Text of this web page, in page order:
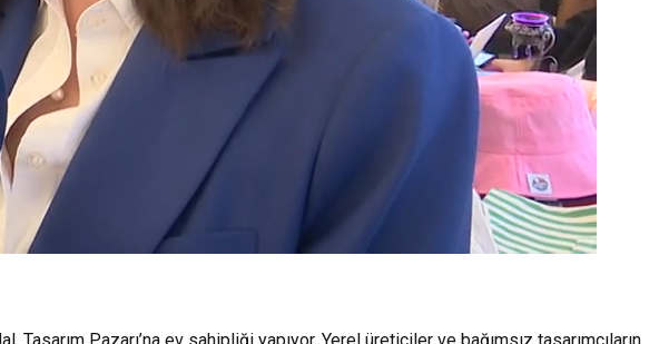
Pazarı’na ev sahipliği yapıyor. Yerel üreticiler ve bağımsız tasarımcıların